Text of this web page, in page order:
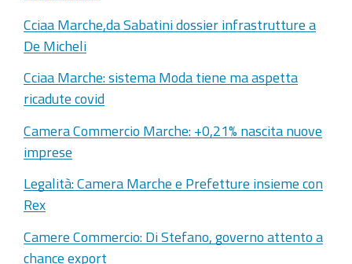
Cciaa Marche,da Sabatini dossier infrastrutture a
De Micheli
Cciaa Marche: sistema Moda tiene ma aspetta
ricadute covid
Camera Commercio Marche: +0,21% nascita nuove
imprese
Legalità: Camera Marche e Prefetture insieme con
Rex
Camere Commercio: Di Stefano, governo attento a
chance export